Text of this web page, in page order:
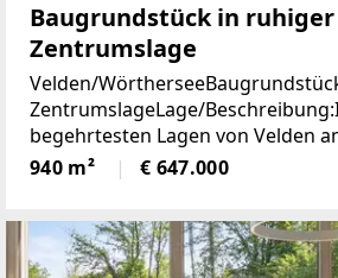
Baugrundstück in ruhiger
Zentrumslage
Velden/
ZentrumslageLage/
begehrtesten Lagen von Velden
befindet sich dieses ca. 940 m²
das mit seiner ruhigen und
940 m² € 647.000